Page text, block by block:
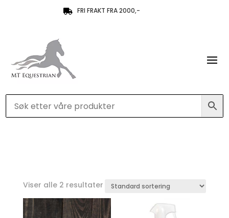
 FRI FRAKT FRA 2000,-
Viser alle 2 resultater